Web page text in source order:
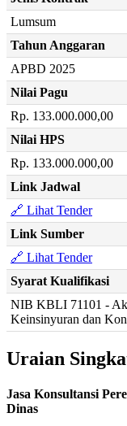
Lumsum
Tahun Anggaran
APBD 2025
Nilai Pagu
Rp. 133.000.000,00
Nilai HPS
Rp. 133.000.000,00
Link Jadwal
🔗 Lihat Tender
Link Sumber
🔗 Lihat Tender
Syarat Kualifikasi
NIB KBLI 71101 -
Keinsinyuran dan
Uraian
Jasa Konsultansi
Dinas